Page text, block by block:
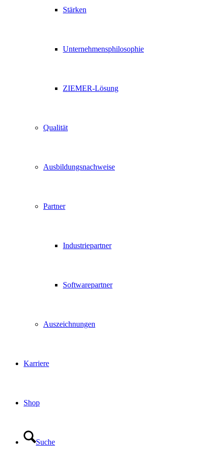
Stärken
Unternehmensphilosophie
ZIEMER-Lösung
Qualität
Ausbildungsnachweise
Partner
Industriepartner
Softwarepartner
Auszeichnungen
Karriere
Shop
Suche